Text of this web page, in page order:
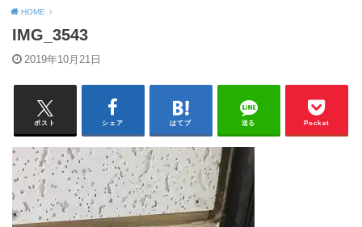
HOME
IMG_3543
2019年10月21日
ポスト シェア はてブ 送る Pocket